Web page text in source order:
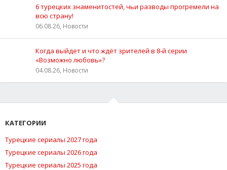
6 турецких знаменитостей, чьи разводы прогремели на
всю страну!
06.08.26, Новости
Когда выйдет и что ждёт зрителей в 8-й серии
«Возможно любовь»?
04.08.26, Новости
КАТЕГОРИИ
Турецкие сериалы 2027 года
Турецкие сериалы 2026 года
Турецкие сериалы 2025 года